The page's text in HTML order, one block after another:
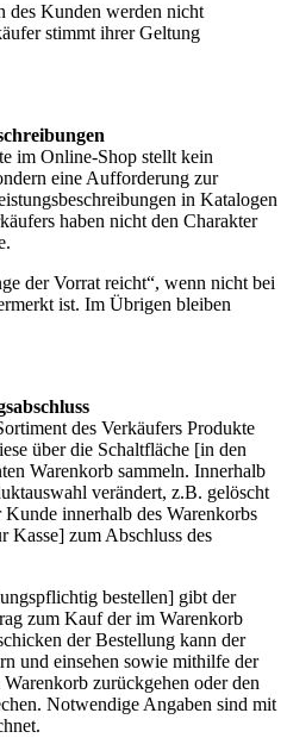
des Kunden werden nicht
stimmt ihrer Geltung
im Online-Shop stellt kein
eine Aufforderung zur
in Katalogen
haben nicht den Charakter
der Vorrat reicht“, wenn nicht bei
ist. Im Übrigen bleiben
des Verkäufers Produkte
über die Schaltfläche [in den
Warenkorb sammeln. Innerhalb
verändert, z.B. gelöscht
innerhalb des Warenkorbs
Kasse] zum Abschluss des
bestellen] gibt der
zum Kauf der im Warenkorb
der Bestellung kann der
und einsehen sowie mithilfe der
zurückgehen oder den
Notwendige Angaben sind mit